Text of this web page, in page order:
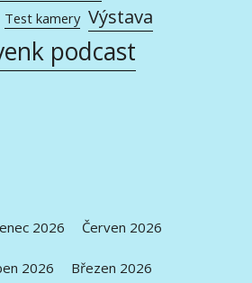
Test kamery Výstava
podcast
2026 Červen 2026
2026 Březen 2026